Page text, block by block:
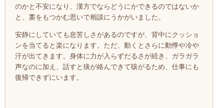
のかと不安になり、漢方でならどうにかできるのではないか
と、藁をもつかむ思いで相談にうかがいました。
安静にしていても息苦しさがあるのですが、背中にクッショ
ンを当てると楽になります。ただ、動くとさらに動悸や冷や
汗が出てきます。身体に力が入らずだるさが続き、ガラガラ
声なのに加え、話すと痰が絡んできて咳がるため、仕事にも
復帰できずにいます。